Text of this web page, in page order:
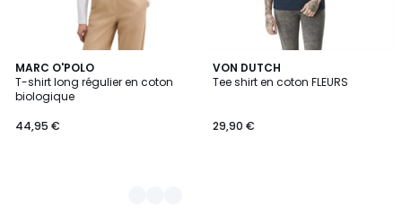
MARC O'POLO
T-shirt long régulier en coton
biologique
44,95 €
3
Couleurs
VON DUTCH
Tee shirt en coton FLEURS
29,90 €